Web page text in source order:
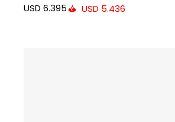
USD 6.395 USD 5.436